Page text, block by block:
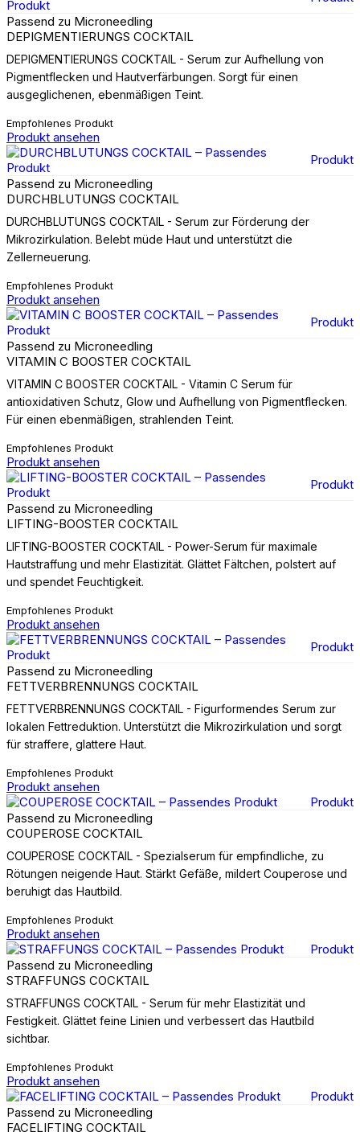
Passend zu Microneedling
DEPIGMENTIERUNGS COCKTAIL
DEPIGMENTIERUNGS COCKTAIL - Serum zur Aufhellung von
Pigmentflecken und Hautverfärbungen. Sorgt für einen
ausgeglichenen, ebenmäßigen Teint.
Empfohlenes Produkt
Produkt ansehen
Produkt
Passend zu Microneedling
DURCHBLUTUNGS COCKTAIL
DURCHBLUTUNGS COCKTAIL - Serum zur Förderung der
Mikrozirkulation. Belebt müde Haut und unterstützt die
Zellerneuerung.
Empfohlenes Produkt
Produkt ansehen
Produkt
Passend zu Microneedling
VITAMIN C BOOSTER COCKTAIL
VITAMIN C BOOSTER COCKTAIL - Vitamin C Serum für
antioxidativen Schutz, Glow und Aufhellung von Pigmentflecken.
Für einen ebenmäßigen, strahlenden Teint.
Empfohlenes Produkt
Produkt ansehen
Produkt
Passend zu Microneedling
LIFTING-BOOSTER COCKTAIL
LIFTING-BOOSTER COCKTAIL - Power-Serum für maximale
Hautstraffung und mehr Elastizität. Glättet Fältchen, polstert auf
und spendet Feuchtigkeit.
Empfohlenes Produkt
Produkt ansehen
Produkt
Passend zu Microneedling
FETTVERBRENNUNGS COCKTAIL
FETTVERBRENNUNGS COCKTAIL - Figurformendes Serum zur
lokalen Fettreduktion. Unterstützt die Mikrozirkulation und sorgt
für straffere, glattere Haut.
Empfohlenes Produkt
Produkt ansehen
Produkt
Passend zu Microneedling
COUPEROSE COCKTAIL
COUPEROSE COCKTAIL - Spezialserum für empfindliche, zu
Rötungen neigende Haut. Stärkt Gefäße, mildert Couperose und
beruhigt das Hautbild.
Empfohlenes Produkt
Produkt ansehen
Produkt
Passend zu Microneedling
STRAFFUNGS COCKTAIL
STRAFFUNGS COCKTAIL - Serum für mehr Elastizität und
Festigkeit. Glättet feine Linien und verbessert das Hautbild
sichtbar.
Empfohlenes Produkt
Produkt ansehen
Produkt
Passend zu Microneedling
FACELIFTING COCKTAIL